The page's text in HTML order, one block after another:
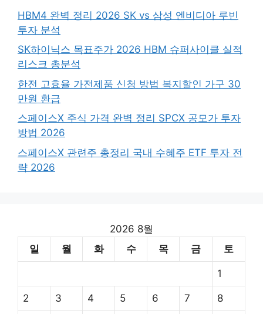
HBM4 완벽 정리 2026 SK vs 삼성 엔비디아 루빈
투자 분석
SK하이닉스 목표주가 2026 HBM 슈퍼사이클 실적
리스크 총분석
한전 고효율 가전제품 신청 방법 복지할인 가구 30
만원 환급
스페이스X 주식 가격 완벽 정리 SPCX 공모가 투자
방법 2026
스페이스X 관련주 총정리 국내 수혜주 ETF 투자 전
략 2026
2026 8월
일
월 화 수 목 금 토
1
2 3 4 5 6 7 8